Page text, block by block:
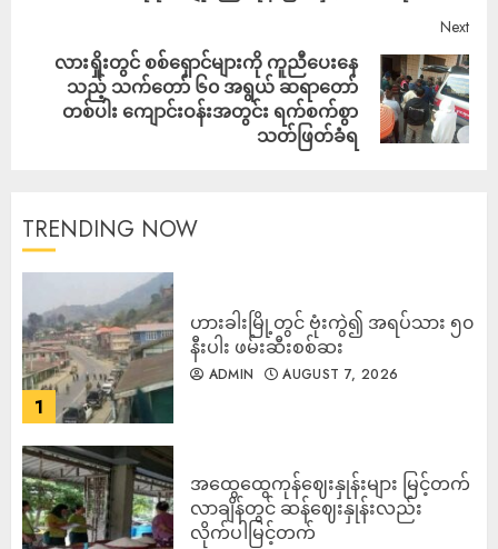
Next
လားရှိုးတွင် စစ်ရှောင်များကို ကူညီပေးနေ
သည့် သက်တော် ၆၀ အရွယ် ဆရာတော်
တစ်ပါး ကျောင်းဝန်းအတွင်း ရက်စက်စွာ
သတ်ဖြတ်ခံရ
TRENDING NOW
1
ဟားခါးမြို့တွင် ဗုံးကွဲ၍ အရပ်သား ၅၀
နီးပါး ဖမ်းဆီးစစ်ဆး
ADMIN AUGUST 7, 2026
အထွေထွေကုန်ဈေးနှုန်းများ မြင့်တက်
လာချိန်တွင် ဆန်ဈေးနှုန်းလည်း
လိုက်ပါမြင့်တက်